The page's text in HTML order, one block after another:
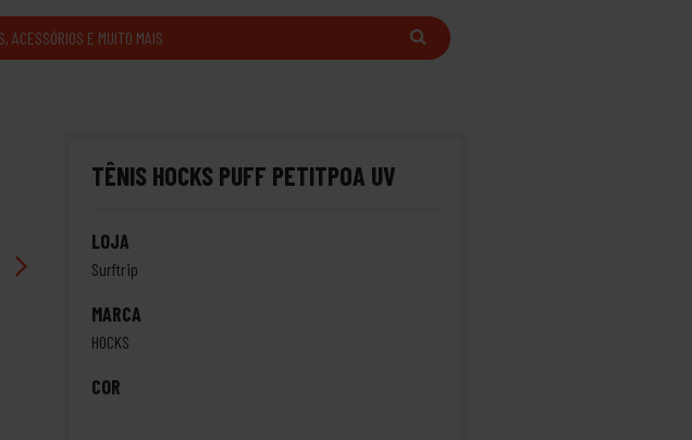
TÊNIS HOCKS PUFF PETITPOA UV
LOJA
Surftrip
MARCA
HOCKS
COR